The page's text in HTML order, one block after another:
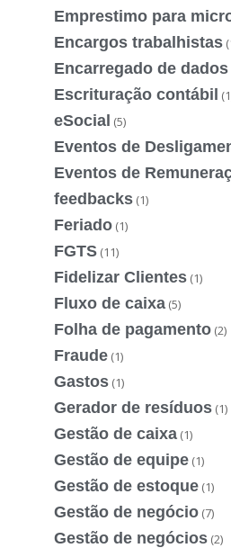
Emprestimo para
Encargos trabalhistas
Encarregado de dados
Escrituração contábil
eSocial (5)
Eventos de
Eventos de
feedbacks (1)
Feriado (1)
FGTS (11)
Fidelizar Clientes (1)
Fluxo de caixa (5)
Folha de pagamento (2)
Fraude (1)
Gastos (1)
Gerador de resíduos (1)
Gestão de caixa (1)
Gestão de equipe (1)
Gestão de estoque (1)
Gestão de negócio (7)
Gestão de negócios (2)